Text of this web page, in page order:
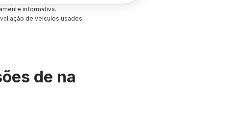
informativa.
de veículos usados.
de na